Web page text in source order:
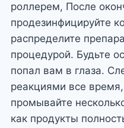
роллерем, После
продезинфицируйте
распределите
процедурой. Будьте
попал вам в глаза.
реакциями все
промывайте
как продукты